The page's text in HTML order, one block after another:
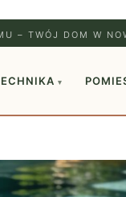
– TWÓJ DOM W
▾